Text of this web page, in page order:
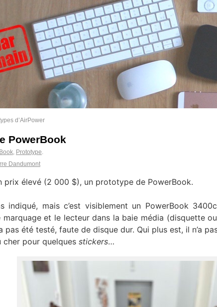
d’AirPower
PowerBook
, Prototype.
Dandumont
prix élevé (2 000 $), un prototype de PowerBook.
indiqué, mais c’est visiblement un PowerBook
marquage et le lecteur dans la baie média (disquette
pas été testé, faute de disque dur. Qui plus est, il n’a
cher pour quelques stickers…